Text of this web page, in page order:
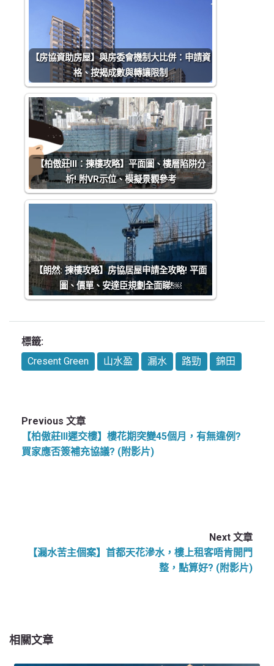
【房協資助房屋】與房委會機制大比併：申請資
格、按揭成數與轉讓限制
【柏傲莊III：揀樓攻略】平面圖、樓層陷阱分
析! 附VR示位、模擬景觀參考
【朗然: 揀樓攻略】房協居屋申請全攻略! 平面
圖、價單、安達臣規劃全面睇!￼
標籤:
Cresent Green
山水盈 漏水 路勁 錦田
Previous 文章
【柏傲莊III遲交樓】樓花期突變45個月，有無違例?
買家應否簽補充協議? (附影片)
Next 文章
【漏水苦主個案】首都天花滲水，樓上租客唔肯開門
整，點算好? (附影片)
相關文章